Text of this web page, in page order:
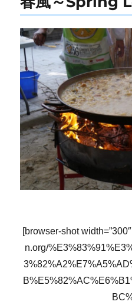
[browser-shot
n.org/